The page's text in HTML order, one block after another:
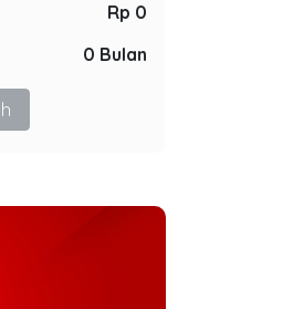
Rp 0
0 Bulan